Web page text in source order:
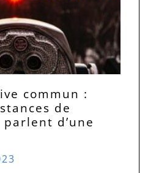
commun :
de
d’une